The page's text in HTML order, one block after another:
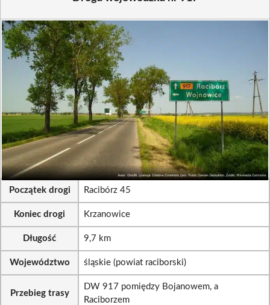
Początek drogi Racibórz 45
Koniec drogi Krzanowice
Długość 9,7 km
Województwo śląskie (powiat raciborski)
Przebieg trasy
DW 917 pomiędzy Bojanowem, a
Raciborzem